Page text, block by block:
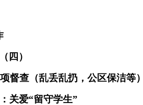
四）
督查（乱丢乱扔，公区保洁等
关爱“留守学生”